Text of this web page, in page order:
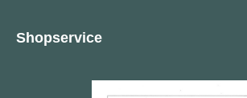
Shopservice